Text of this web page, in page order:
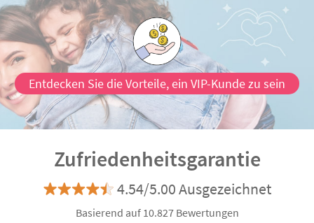
Entdecken Sie die Vorteile, ein VIP-Kunde zu sein
Zufriedenheitsgarantie
4.54/5.00 Ausgezeichnet
Basierend auf 10.827 Bewertungen